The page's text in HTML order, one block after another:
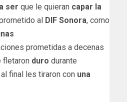
ser que le quieran capar la
al DIF Sonora, como
prometidas a decenas
fletaron duro durante
final les tiraron con una